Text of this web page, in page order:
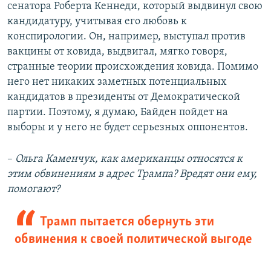
сенатора Роберта Кеннеди, который выдвинул свою
кандидатуру, учитывая его любовь к
конспирологии. Он, например, выступал против
вакцины от ковида, выдвигал, мягко говоря,
странные теории происхождения ковида. Помимо
него нет никаких заметных потенциальных
кандидатов в президенты от Демократической
партии. Поэтому, я думаю, Байден пойдет на
выборы и у него не будет серьезных оппонентов.
– Ольга Каменчук, как американцы относятся к
этим обвинениям в адрес Трампа? Вредят они ему,
помогают?
Трамп пытается обернуть эти
обвинения к своей политической выгоде